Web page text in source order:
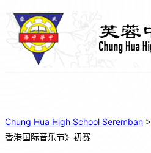
Chung Hua High School Seremban >
香港国际音乐节》初赛